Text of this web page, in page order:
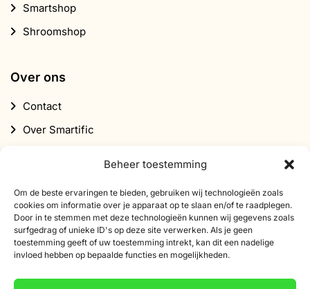
Beheer toestemming
Om de beste ervaringen te bieden, gebruiken wij technologieën zoals
cookies om informatie over je apparaat op te slaan en/of te raadplegen.
Door in te stemmen met deze technologieën kunnen wij gegevens zoals
surfgedrag of unieke ID's op deze site verwerken. Als je geen
toestemming geeft of uw toestemming intrekt, kan dit een nadelige
invloed hebben op bepaalde functies en mogelijkheden.
Smartshop
Shroomshop
Over ons
Contact
Over Smartific
Nieuwsbrief
Korting